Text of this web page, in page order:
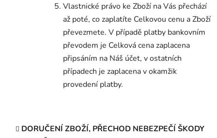
Vlastnické právo ke Zboží na Vás přechází
až poté, co zaplatíte Celkovou cenu a Zboží
převezmete. V případě platby bankovním
převodem je Celková cena zaplacena
připsáním na Náš účet, v ostatních
případech je zaplacena v okamžik
provedení platby.
DORUČENÍ ZBOŽÍ, PŘECHOD NEBEZPEČÍ ŠKODY